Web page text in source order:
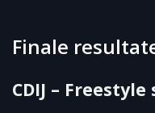
Finale
CDIJ –